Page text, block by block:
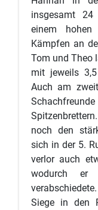
insgesamt
einem hohen
Kämpfen an
Tom und Theo
mit jeweils
Auch am
noch den
sich in der 5.
verlor auch
wodurch er
Siege in den